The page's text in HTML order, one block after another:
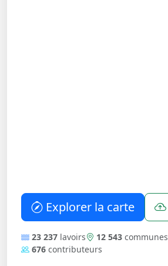
Explorer la carte
23 237 lavoirs 12 543 communes
676 contributeurs